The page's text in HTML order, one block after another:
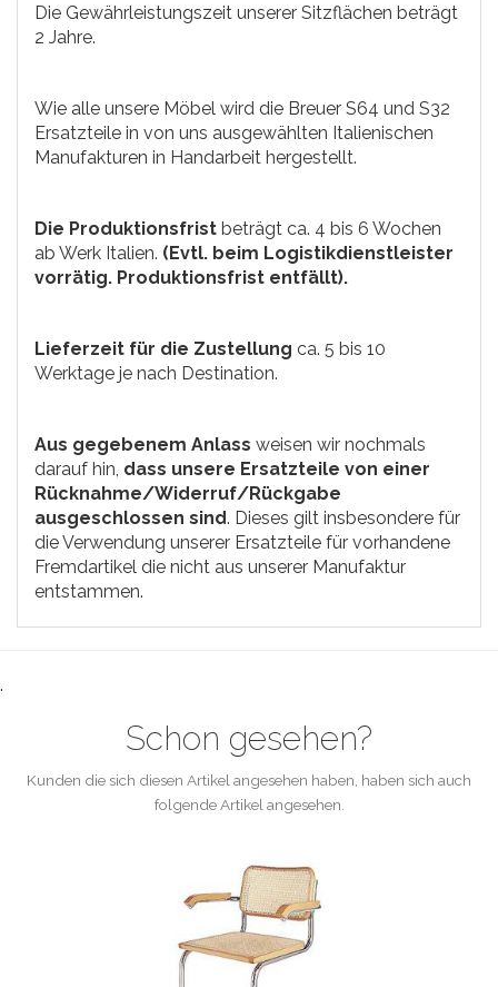
Die Gewährleistungszeit unserer Sitzflächen beträgt
2 Jahre.
Wie alle unsere Möbel wird die Breuer S64 und S32
Ersatzteile in von uns ausgewählten Italienischen
Manufakturen in Handarbeit hergestellt.
Die Produktionsfrist beträgt ca. 4 bis 6 Wochen
ab Werk Italien. (Evtl. beim Logistikdienstleister
vorrätig. Produktionsfrist entfällt).
Lieferzeit für die Zustellung ca. 5 bis 10
Werktage je nach Destination.
Aus gegebenem Anlass weisen wir nochmals
darauf hin, dass unsere Ersatzteile von einer
Rücknahme/Widerruf/Rückgabe
ausgeschlossen sind. Dieses gilt insbesondere für
die Verwendung unserer Ersatzteile für vorhandene
Fremdartikel die nicht aus unserer Manufaktur
entstammen.
.
Schon gesehen?
Kunden die sich diesen Artikel angesehen haben, haben sich auch
folgende Artikel angesehen.